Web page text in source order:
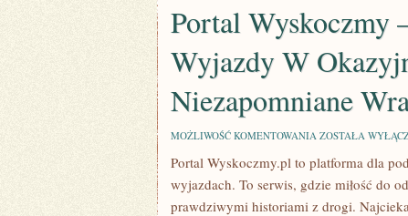
Portal Wyskoczmy
Wyjazdy W
Niezapomniane
MOŻLIWOŚĆ KOMENTOWANIA PORTAL
–
SPONTANICZNE
WYJAZDY
ZOSTAŁA
Portal Wyskoczmy.pl to platforma dla
wyjazdach. To serwis, gdzie miłość do
prawdziwymi historiami z drogi.